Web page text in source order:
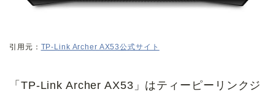
引用元： TP-Link Archer AX53公式サイト
「TP-Link Archer AX53」はティーピーリンクジ